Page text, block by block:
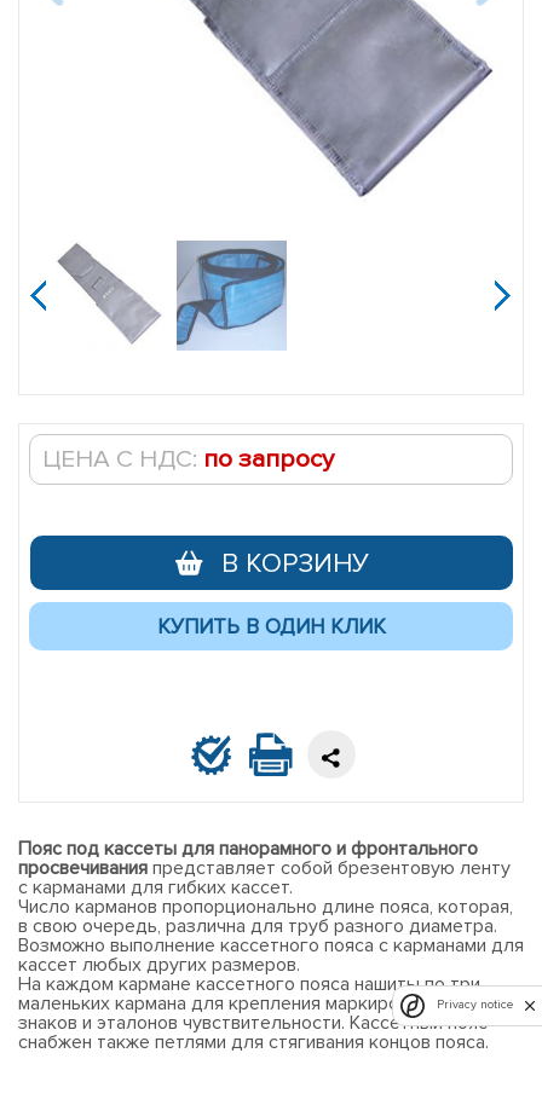
ЦЕНА С НДС: по запросу
В КОРЗИНУ
Пояс под кассеты для панорамного и фронтального
просвечивания представляет собой брезентовую ленту
с карманами для гибких кассет.
Число карманов пропорционально длине пояса, которая,
в свою очередь, различна для труб разного диаметра.
Возможно выполнение кассетного пояса с карманами для
кассет любых других размеров.
На каждом кармане кассетного пояса нашиты по три
маленьких кармана для крепления маркировочных
знаков и эталонов чувствительности. Кассетный пояс
снабжен также петлями для стягивания концов пояса.
Privacy notice